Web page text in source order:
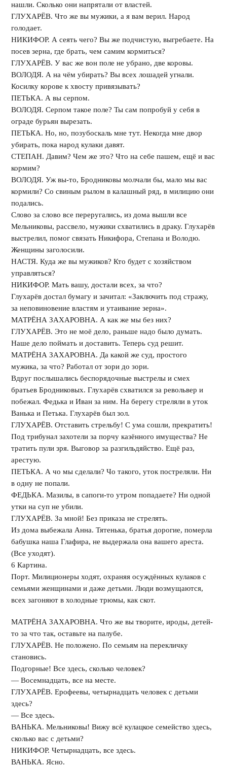
нашли. Сколько они напрятали от властей.
ГЛУХАРЁВ. Что же вы мужики, а я вам верил. Народ
голодает.
НИКИФОР. А сеять чего? Вы же подчистую, выгребаете. На
посев зерна, где брать, чем самим кормиться?
ГЛУХАРЁВ. У вас же вон поле не убрано, две коровы.
ВОЛОДЯ. А на чём убирать? Вы всех лошадей угнали.
Косилку корове к хвосту привязывать?
ПЕТЬКА. А вы серпом.
ВОЛОДЯ. Серпом такое поле? Ты сам попробуй у себя в
ограде бурьян вырезать.
ПЕТЬКА. Но, но, позубоскаль мне тут. Некогда мне двор
убирать, пока народ кулаки давят.
СТЕПАН. Давим? Чем же это? Что на себе пашем, ещё и вас
кормим?
ВОЛОДЯ. Уж вы-то, Бродниковы молчали бы, мало мы вас
кормили? Со свиным рылом в калашный ряд, в милицию они
подались.
Слово за слово все переругались, из дома вышли все
Мельниковы, рассвело, мужики схватились в драку. Глухарёв
выстрелил, помог связать Никифора, Степана и Володю.
Женщины заголосили.
НАСТЯ. Куда же вы мужиков? Кто будет с хозяйством
управляться?
НИКИФОР. Мать вашу, достали всех, за что?
Глухарёв достал бумагу и зачитал: «Заключить под стражу,
за неповиновение властям и утаивание зерна».
МАТРЁНА ЗАХАРОВНА. А как же мы без них?
ГЛУХАРЁВ. Это не моё дело, раньше надо было думать.
Наше дело поймать и доставить. Теперь суд решит.
МАТРЁНА ЗАХАРОВНА. Да какой же суд, простого
мужика, за что? Работал от зори до зори.
Вдруг послышались беспорядочные выстрелы и смех
братьев Бродниковых. Глухарёв схватился за револьвер и
побежал. Федька и Иван за ним. На берегу стреляли в уток
Ванька и Петька. Глухарёв был зол.
ГЛУХАРЁВ. Отставить стрельбу! С ума сошли, прекратить!
Под трибунал захотели за порчу казённого имущества? Не
тратить пули зря. Выговор за разгильдяйство. Ещё раз,
арестую.
ПЕТЬКА. А чо мы сделали? Чо такого, уток постреляли. Ни
в одну не попали.
ФЕДЬКА. Мазилы, в сапоги-то утром попадаете? Ни одной
утки на суп не убили.
ГЛУХАРЁВ. За мной! Без приказа не стрелять.
Из дома выбежала Анна. Тятенька, братья дорогие, померла
бабушка наша Глафира, не выдержала она вашего ареста.
(Все уходят).
6 Картина.
Порт. Милиционеры ходят, охраняя осуждённых кулаков с
семьями женщинами и даже детьми. Люди возмущаются,
всех загоняют в холодные трюмы, как скот.
МАТРЁНА ЗАХАРОВНА. Что же вы творите, ироды, детей-
то за что так, оставьте на палубе.
ГЛУХАРЁВ. Не положено. По семьям на перекличку
становись.
Подгорные! Все здесь, сколько человек?
— Восемнадцать, все на месте.
ГЛУХАРЁВ. Ерофеевы, четырнадцать человек с детьми
здесь?
— Все здесь.
ВАНЬКА. Мельниковы! Вижу всё кулацкое семейство здесь,
сколько вас с детьми?
НИКИФОР. Четырнадцать, все здесь.
ВАНЬКА. Ясно.